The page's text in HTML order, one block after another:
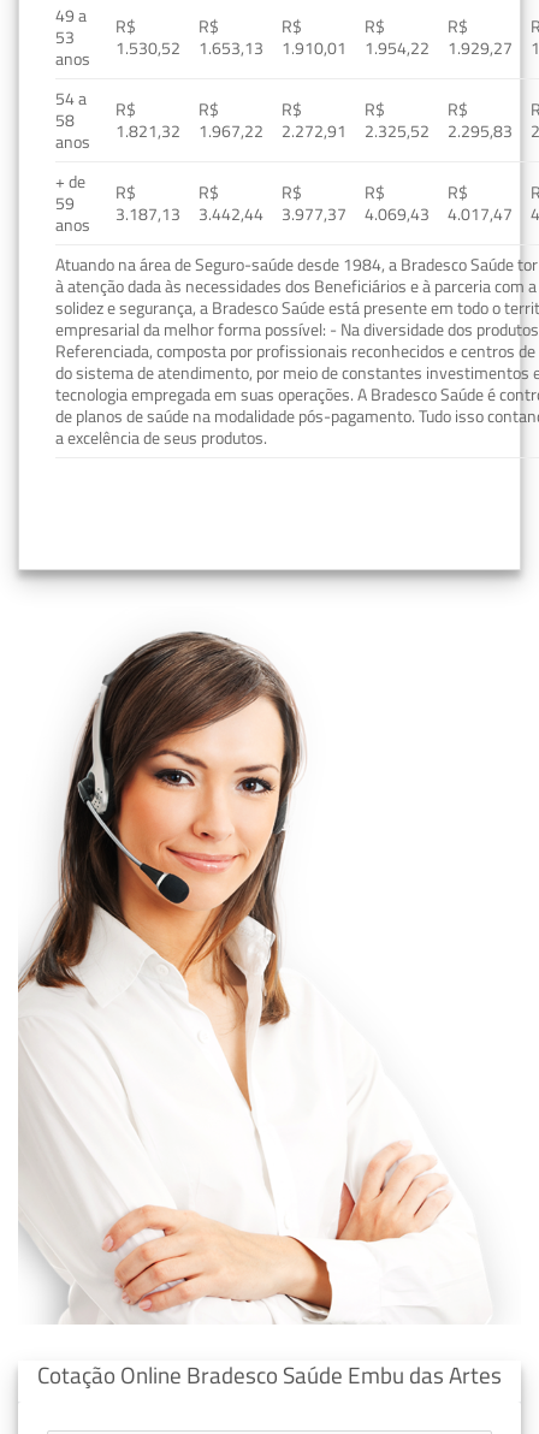
49 a
53
anos
R$
1.530,52
R$
1.653,13
R$
1.910,01
R$
1.954,22
R$
1.929,27
54 a
58
anos
R$
1.821,32
R$
1.967,22
R$
2.272,91
R$
2.325,52
R$
2.295,83
+ de
59
anos
R$
3.187,13
R$
3.442,44
R$
3.977,37
R$
4.069,43
R$
4.017,47
Atuando na área de Seguro-saúde desde 1984, a Bradesco Saúde
à atenção dada às necessidades dos Beneficiários e à parceria com
solidez e segurança, a Bradesco Saúde está presente em todo o
empresarial da melhor forma possível: - Na diversidade dos
Referenciada, composta por profissionais reconhecidos e centros
do sistema de atendimento, por meio de constantes investimentos
tecnologia empregada em suas operações. A Bradesco Saúde é
de planos de saúde na modalidade pós-pagamento. Tudo isso
a excelência de seus produtos.
Cotação Online Bradesco Saúde Embu das Artes